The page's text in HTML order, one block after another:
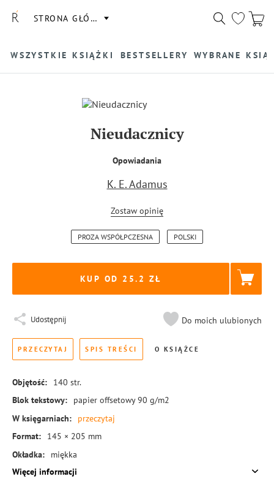
STRONA GŁÓWNA
WSZYSTKIE KSIĄŻKI BESTSELLERY WYBRANE
Nieudacznicy
Opowiadania
K. E. Adamus
Zostaw opinię
PROZA WSPÓŁPCZESNA POLSKI
KUP OD 25.2
Udostępnij Do moich ulubionych
PRZECZYTAJ SPIS TREŚCI O KSIĄŻCE
Objętość: 140 str.
Blok tekstowy:
papier offsetowy 90 g/m2
W księgarniach:
przeczytaj
Format:
145 × 205 mm
Okładka:
miękka
Rodzaj oprawy: blok klejony
Więcej informacji